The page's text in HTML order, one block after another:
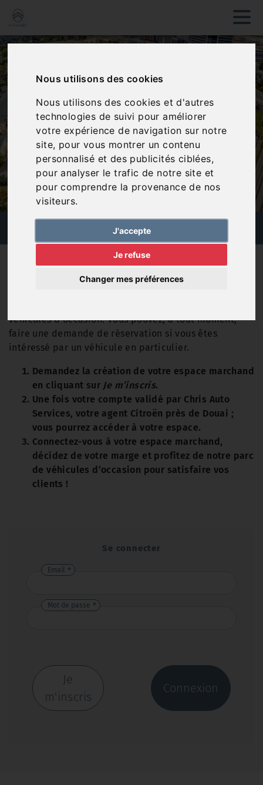
Nous utilisons des cookies
Nous utilisons des cookies et d'autres
technologies de suivi pour améliorer
votre expérience de navigation sur notre
site, pour vous montrer un contenu
personnalisé et des publicités ciblées,
pour analyser le trafic de notre site et
pour comprendre la provenance de nos
visiteurs.
J'accepte
Je refuse
Changer mes préférences
ESPACE MARCHAND
Vous êtes un professionnel ? Profitez d'un espace
véhicules d'occasion. Vous pouvez, à tout moment,
faire une demande de réservation si vous êtes
intéressé par un véhicule en particulier.
Demandez la création de votre espace marchand
en cliquant sur Je m’inscris.
Une fois votre compte validé par Chris Auto
Services, votre agent Citroën près de Douai ;
vous pourrez accéder à votre espace.
Connectez-vous à votre espace marchand,
décidez de votre marge et profitez de notre parc
de véhicules d’occasion pour satisfaire vos
clients !
Se connecter
Email
Mot de passe
Je
m'inscris
Connexion